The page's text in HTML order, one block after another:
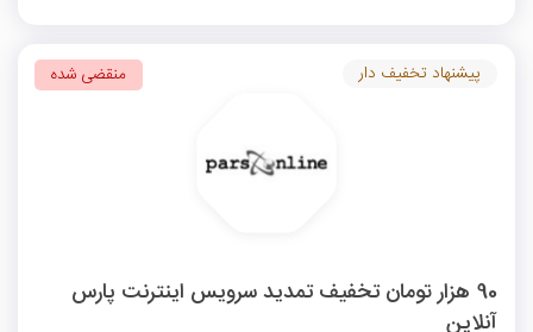
90 هزار تومان تخفیف تمدید سرویس اینترنت پارس
آنلاین
پیشنهاد تخفیف دار منقضی شده